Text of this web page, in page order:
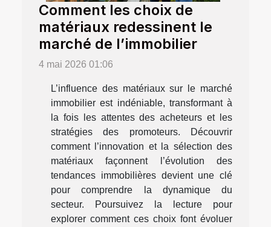
Comment les choix de
matériaux redessinent le
marché de l’immobilier
4 mai 2026 01:06
L’influence des matériaux sur le marché
immobilier est indéniable, transformant à
la fois les attentes des acheteurs et les
stratégies des promoteurs. Découvrir
comment l’innovation et la sélection des
matériaux façonnent l’évolution des
tendances immobilières devient une clé
pour comprendre la dynamique du
secteur. Poursuivez la lecture pour
explorer comment ces choix font évoluer